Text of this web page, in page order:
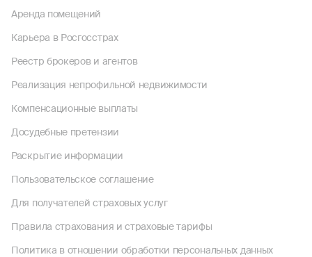
Аренда помещений
Карьера в Росгосстрах
Реестр брокеров и агентов
Реализация непрофильной недвижимости
Компенсационные выплаты
Досудебные претензии
Раскрытие информации
Пользовательское соглашение
Для получателей страховых услуг
Правила страхования и страховые тарифы
Политика в отношении обработки персональных данных